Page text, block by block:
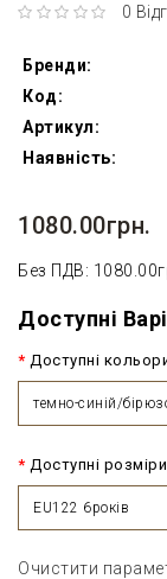
0
Бренди:
Код:
Артикул:
Наявність:
1080.00грн.
Без ПДВ:
Доступні
Доступні
темно-синій/
Доступні розміри
EU122 6років
Очистити